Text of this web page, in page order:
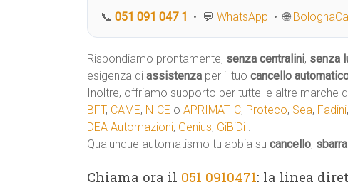
📞 051 091 047 1 • 💬 WhatsApp • 🌐
Rispondiamo prontamente, senza centralini, senza
esigenza di assistenza per il tuo cancello
Inoltre, offriamo supporto per tutte le altre marche
BFT, CAME, NICE o APRIMATIC, Proteco, Sea, Fadini,
DEA Automazioni, Genius, GiBiDi .
Qualunque automatismo tu abbia su cancello, sbarra
Chiama ora il 051 0910471: la linea